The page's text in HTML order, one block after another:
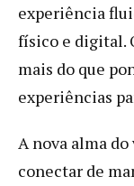
experiência
físico e digital.
mais do que
experiências
A nova alma do
conectar de